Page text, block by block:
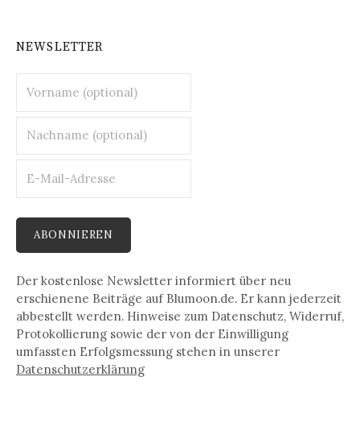
NEWSLETTER
Der kostenlose Newsletter informiert über neu
erschienene Beiträge auf Blumoon.de. Er kann jederzeit
abbestellt werden. Hinweise zum Datenschutz, Widerruf,
Protokollierung sowie der von der Einwilligung
umfassten Erfolgsmessung stehen in unserer
Datenschutz­erklärung